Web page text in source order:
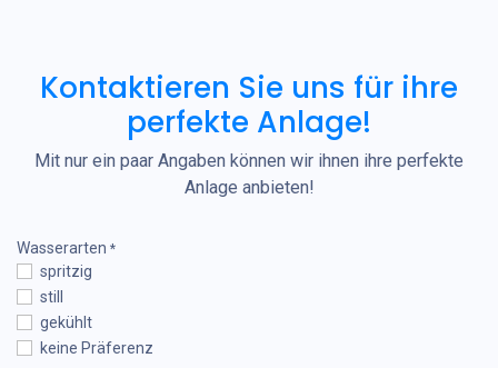
Kontaktieren Sie uns für ihre
perfekte Anlage!
Mit nur ein paar Angaben können wir ihnen ihre perfekte
Anlage anbieten!
Wasserarten *
spritzig
still
gekühlt
keine Präferenz